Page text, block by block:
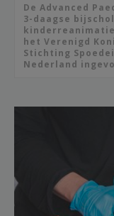
De Advanced
3-daagse
het Verenigd
Stichting
Nederland